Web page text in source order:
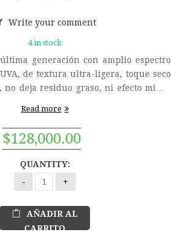
Write your comment
4 in stock
generación con amplio espectro
de textura ultra-ligera, toque seco
deja residuo graso, ni efecto mimo.
por la luz azul, la luz infrarroja y los
Read more
$128,000.00
QUANTITY:
AÑADIR AL
CARRITO